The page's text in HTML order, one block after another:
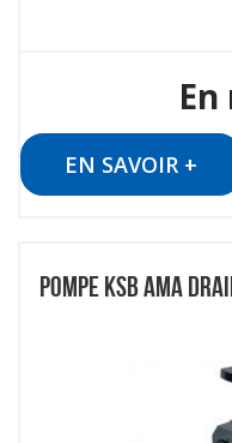
EN SAVOIR +
POMPE KSB AMA